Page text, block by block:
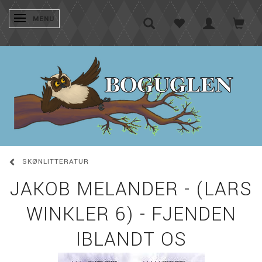
SKIFTE NAVIGATION
MENU
SKØNLITTERATUR
JAKOB MELANDER - (LARS
WINKLER 6) - FJENDEN
IBLANDT OS